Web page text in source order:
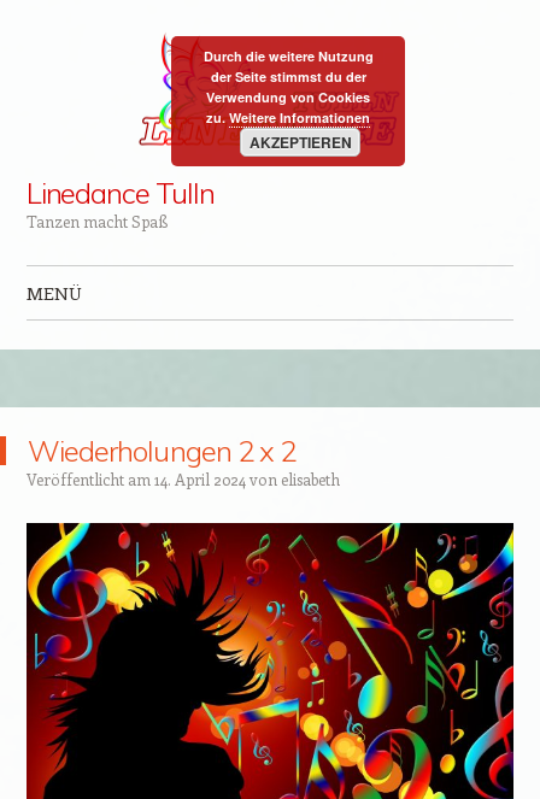
Linedance Tulln
Tanzen macht Spaß
MENÜ
Wiederholungen 2 x 2
Veröffentlicht am 14. April 2024 von elisabeth
Durch die weitere Nutzung
der Seite stimmst du der
Verwendung von Cookies
zu.Weitere Informationen
AKZEPTIEREN